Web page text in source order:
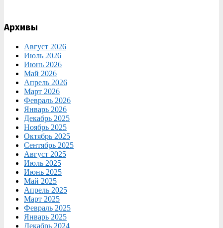
Архивы
Август 2026
Июль 2026
Июнь 2026
Май 2026
Апрель 2026
Март 2026
Февраль 2026
Январь 2026
Декабрь 2025
Ноябрь 2025
Октябрь 2025
Сентябрь 2025
Август 2025
Июль 2025
Июнь 2025
Май 2025
Апрель 2025
Март 2025
Февраль 2025
Январь 2025
Декабрь 2024